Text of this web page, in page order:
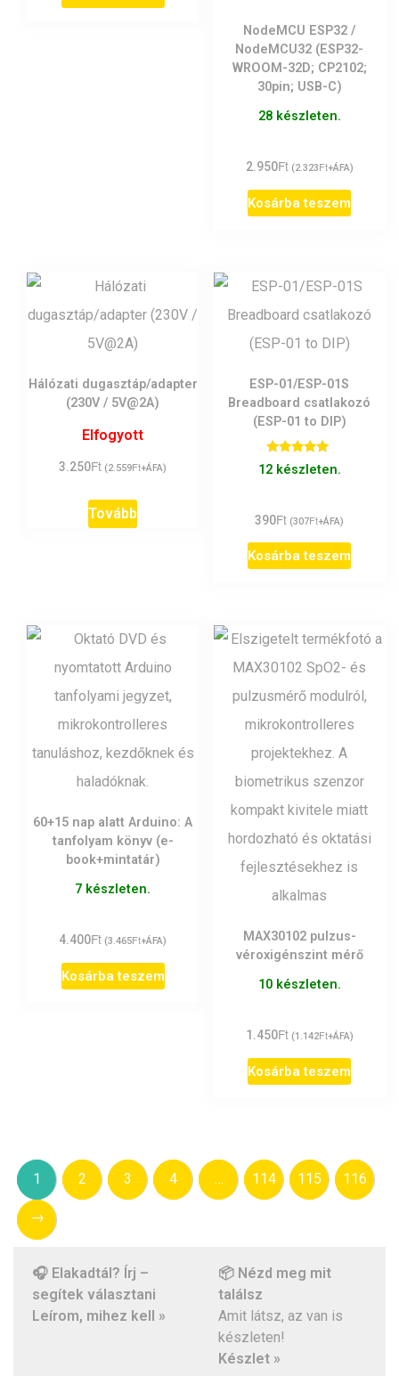
NodeMCU ESP32 /
NodeMCU32 (ESP32-
WROOM-32D; CP2102;
30pin; USB-C)
28 készleten.
2.950Ft (2.323Ft+ÁFA)
Kosárba teszem
Hálózati dugasztáp/adapter
(230V / 5V@2A)
Elfogyott
3.250Ft (2.559Ft+ÁFA)
Tovább
ESP-01/ESP-01S
Breadboard csatlakozó
(ESP-01 to DIP)
Értékelés:
5.00
12 készleten.
390Ft (307Ft+ÁFA)
Kosárba teszem
60+15 nap alatt Arduino: A
tanfolyam könyv (e-
book+mintatár)
7 készleten.
4.400Ft (3.465Ft+ÁFA)
Kosárba teszem
MAX30102 pulzus-
véroxigénszint mérő
10 készleten.
1.450Ft (1.142Ft+ÁFA)
Kosárba teszem
1 2 3 4 … 114 115 116
→
🎧 Elakadtál? Írj –
segítek választani
Leírom, mihez kell »
📦 Nézd meg mit
találsz
Amit látsz, az van is
készleten!
Készlet »